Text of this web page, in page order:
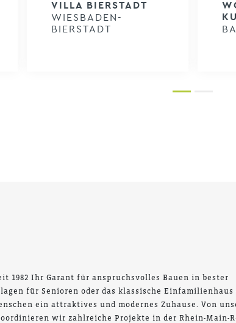
VILLA BIERSTADT
WIESBADEN-
BIERSTADT
1982 Ihr Garant für anspruchsvolles Bauen in bester
für Senioren oder das klassische Einfamilienhaus
ein attraktives und modernes Zuhause. Von
wir zahlreiche Projekte in der Rhein-Main-